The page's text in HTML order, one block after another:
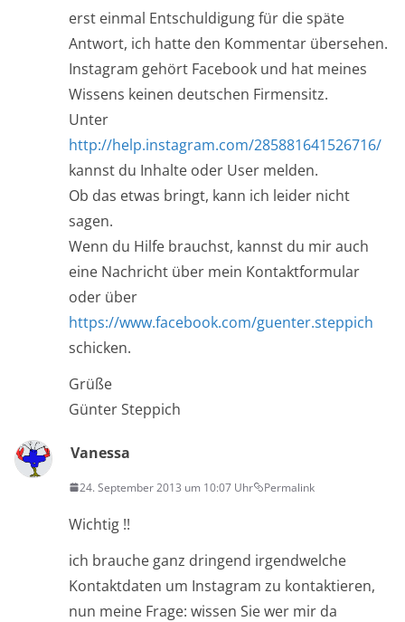
erst einmal Entschuldigung für die späte
Antwort, ich hatte den Kommentar übersehen.
Instagram gehört Facebook und hat meines
Wissens keinen deutschen Firmensitz.
Unter
http://help.instagram.com/285881641526716/
kannst du Inhalte oder User melden.
Ob das etwas bringt, kann ich leider nicht
sagen.
Wenn du Hilfe brauchst, kannst du mir auch
eine Nachricht über mein Kontaktformular
oder über
https://www.facebook.com/guenter.steppich
schicken.
Grüße
Günter Steppich
Vanessa
24. September 2013 um 10:07 Uhr Permalink
Wichtig !!
ich brauche ganz dringend irgendwelche
Kontaktdaten um Instagram zu kontaktieren,
nun meine Frage: wissen Sie wer mir da